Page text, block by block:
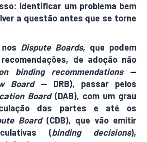
identificar um problema bem
a questão antes que se torne
Dispute Boards, que podem
de adoção não
binding recommendations—
Board— DRB), passar pelos
Board(DAB), com um grau
das partes e até os
Board(CDB), que vão emitir
(binding decisions),